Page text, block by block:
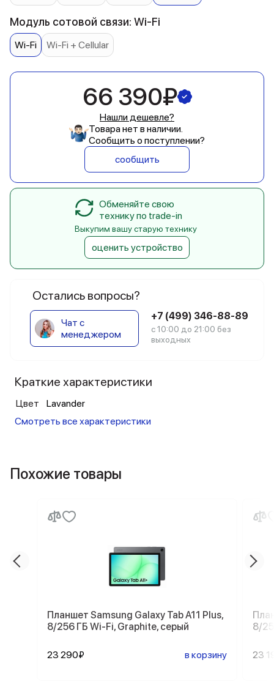
Остались вопросы?
Чат с
менеджером
+7 (499) 346-88-89
с 10:00 до 21:00 без
выходных
Краткие характеристики
Цвет
Lavander
Смотреть все характеристики
Модуль сотовой связи: Wi-Fi
Wi-Fi Wi-Fi + Cellular
66 390₽
Нашли дешевле?
Товара нет в наличии.
Сообщить о поступлении?
сообщить
Обменяйте свою
технику по trade-in
Выкупим вашу старую технику
оценить устройство
Похожие товары
Планшет Samsung Galaxy Tab A11 Plus,
8/256 ГБ Wi-Fi, Graphite, серый
23 290₽ в корзину
8/
23